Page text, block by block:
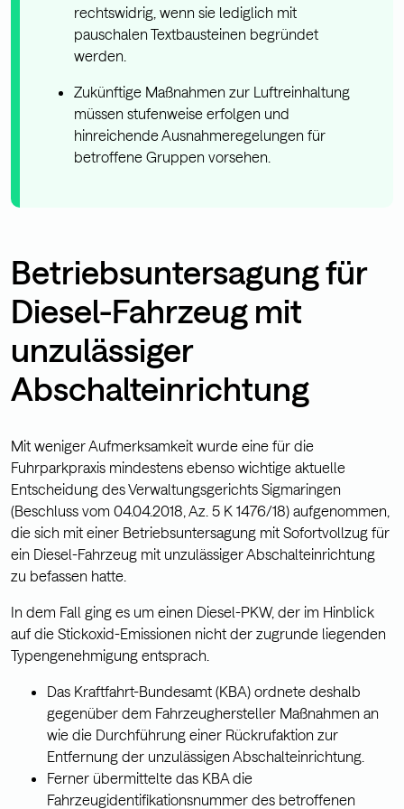
rechtswidrig, wenn sie lediglich mit
pauschalen Textbausteinen begründet
werden.
Zukünftige Maßnahmen zur Luftreinhaltung
müssen stufenweise erfolgen und
hinreichende Ausnahmeregelungen für
betroffene Gruppen vorsehen.
Betriebsuntersagung für
Diesel-Fahrzeug mit
unzulässiger
Abschalteinrichtung
Mit weniger Aufmerksamkeit wurde eine für die
Fuhrparkpraxis mindestens ebenso wichtige aktuelle
Entscheidung des Verwaltungsgerichts Sigmaringen
(Beschluss vom 04.04.2018, Az. 5 K 1476/18) aufgenommen,
die sich mit einer Betriebsuntersagung mit Sofortvollzug für
ein Diesel-Fahrzeug mit unzulässiger Abschalteinrichtung
zu befassen hatte.
In dem Fall ging es um einen Diesel-PKW, der im Hinblick
auf die Stickoxid-Emissionen nicht der zugrunde liegenden
Typengenehmigung entsprach.
Das Kraftfahrt-Bundesamt (KBA) ordnete deshalb
gegenüber dem Fahrzeughersteller Maßnahmen an
wie die Durchführung einer Rückrufaktion zur
Entfernung der unzulässigen Abschalteinrichtung.
Ferner übermittelte das KBA die
Fahrzeugidentifikationsnummer des betroffenen